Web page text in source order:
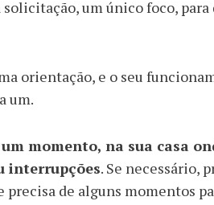
um único foco,
orientação, e o seu
um.
momento, na sua casa
interrupções. Se necessário,
precisa de alguns momentos